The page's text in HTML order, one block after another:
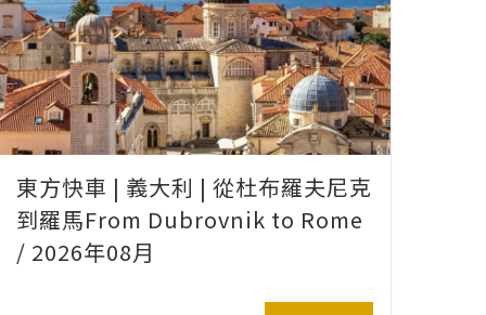
東方快車 | 義大利 | 從杜布羅夫尼克
到羅馬From Dubrovnik to Rome
/ 2026年08月